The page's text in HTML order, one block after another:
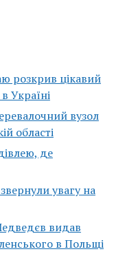
розкрив цікавий
Україні
вузол
області
де
увагу на
видав
в Польщі